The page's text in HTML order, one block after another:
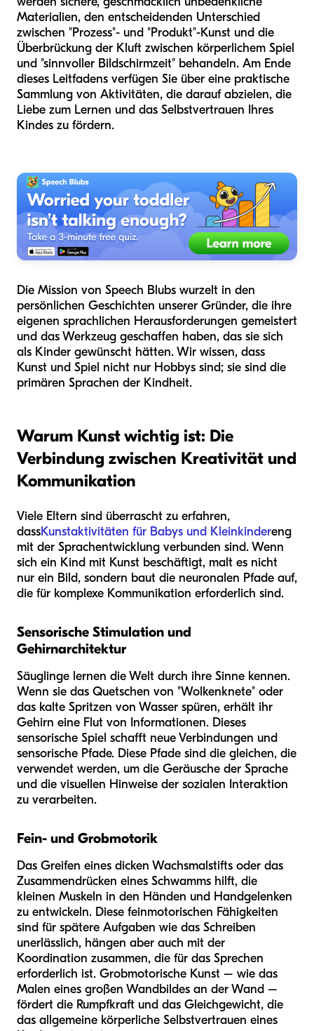
Materialien, den entscheidenden Unterschied
zwischen "Prozess"- und "Produkt"-Kunst und die
Überbrückung der Kluft zwischen körperlichem Spiel
und "sinnvoller Bildschirmzeit" behandeln. Am Ende
dieses Leitfadens verfügen Sie über eine praktische
Sammlung von Aktivitäten, die darauf abzielen, die
Liebe zum Lernen und das Selbstvertrauen Ihres
Kindes zu fördern.
Die Mission von Speech Blubs wurzelt in den
persönlichen Geschichten unserer Gründer, die ihre
eigenen sprachlichen Herausforderungen gemeistert
und das Werkzeug geschaffen haben, das sie sich
als Kinder gewünscht hätten. Wir wissen, dass
Kunst und Spiel nicht nur Hobbys sind; sie sind die
primären Sprachen der Kindheit.
Warum Kunst wichtig ist: Die
Verbindung zwischen Kreativität und
Kommunikation
Viele Eltern sind überrascht zu erfahren,
dassKunstaktivitäten für Babys und Kleinkindereng
mit der Sprachentwicklung verbunden sind. Wenn
sich ein Kind mit Kunst beschäftigt, malt es nicht
nur ein Bild, sondern baut die neuronalen Pfade auf,
die für komplexe Kommunikation erforderlich sind.
Sensorische Stimulation und
Gehirnarchitektur
Säuglinge lernen die Welt durch ihre Sinne kennen.
Wenn sie das Quetschen von "Wolkenknete" oder
das kalte Spritzen von Wasser spüren, erhält ihr
Gehirn eine Flut von Informationen. Dieses
sensorische Spiel schafft neue Verbindungen und
sensorische Pfade. Diese Pfade sind die gleichen, die
verwendet werden, um die Geräusche der Sprache
und die visuellen Hinweise der sozialen Interaktion
zu verarbeiten.
Fein- und Grobmotorik
Das Greifen eines dicken Wachsmalstifts oder das
Zusammendrücken eines Schwamms hilft, die
kleinen Muskeln in den Händen und Handgelenken
zu entwickeln. Diese feinmotorischen Fähigkeiten
sind für spätere Aufgaben wie das Schreiben
unerlässlich, hängen aber auch mit der
Koordination zusammen, die für das Sprechen
erforderlich ist. Grobmotorische Kunst – wie das
Malen eines großen Wandbildes an der Wand –
fördert die Rumpfkraft und das Gleichgewicht, die
das allgemeine körperliche Selbstvertrauen eines